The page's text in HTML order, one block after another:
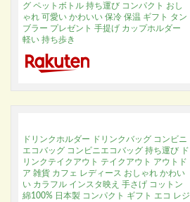
グ ペットボトル 持ち運び コンパクト おし
ゃれ 可愛い かわいい 保冷 保温 ギフト タン
ブラー プレゼント 手提げ カップホルダー
軽い 持ち歩き
ドリンクホルダー ドリンクバッグ コンビニ
エコバッグ コンビニエコバッグ 持ち運び ド
リンクテイクアウト テイクアウト アウトド
ア 雑貨 カフェ レディース おしゃれ かわい
い カラフル インスタ映え 手さげ コットン
綿100% 日本製 コンパクト ギフト エコ レジ